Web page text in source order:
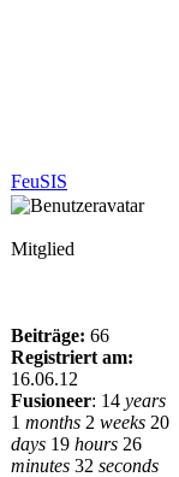
FeuSIS
Mitglied
Beiträge: 66
Registriert am:
16.06.12
Fusioneer: 14 years
1 months 2 weeks 20
days 19 hours 26
minutes 32 seconds